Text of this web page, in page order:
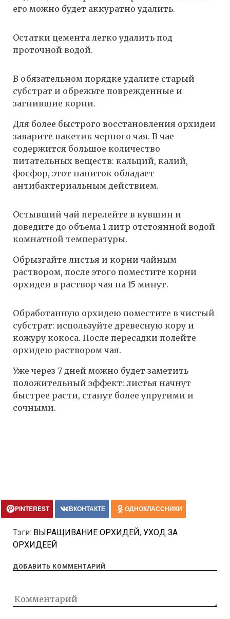
его можно будет аккуратно удалить.
Остатки цемента легко удалить под
проточной водой.
В обязательном порядке удалите старый
субстрат и обрежьте поврежденные и
загнившие корни.
Для более быстрого восстановления орхидеи
заварите пакетик черного чая. В чае
содержится большое количество
питательных веществ: кальций, калий,
фосфор, этот напиток обладает
антибактериальным действием.
Остывший чай перелейте в кувшин и
доведите до объема 1 литр отстоянной водой
комнатной температуры.
Обрызгайте листья и корни чайным
раствором, после этого поместите корни
орхидеи в раствор чая на 15 минут.
Обработанную орхидею поместите в чистый
субстрат: используйте древесную кору и
кожуру кокоса. После пересадки полейте
орхидею раствором чая.
Уже через 7 дней можно будет заметить
положительный эффект: листья начнут
быстрее расти, станут более упругими и
сочными.
PINTEREST ВКОНТАКТЕ ОДНОКЛАССНИКИ
Тэги: ВЫРАЩИВАНИЕ ОРХИДЕЙ, УХОД ЗА
ОРХИДЕЕЙ
ДОБАВИТЬ КОММЕНТАРИЙ